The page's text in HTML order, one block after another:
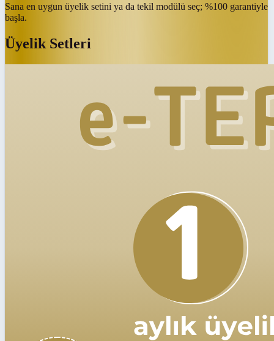
Sana en uygun üyelik setini ya da tekil modülü seç; %100 garantiyle
başla.
Üyelik Setleri